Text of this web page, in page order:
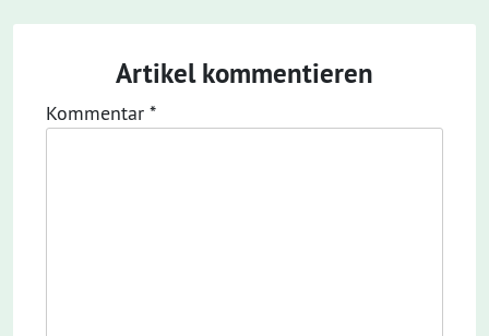
Artikel kommentieren
Kommentar *